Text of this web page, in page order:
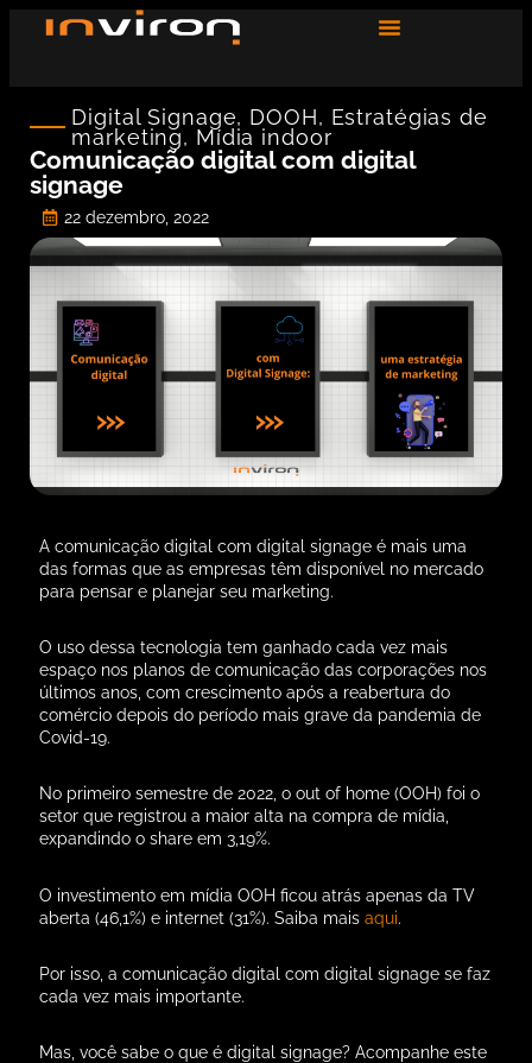
Digital Signage, DOOH, Estratégias de
marketing, Mídia indoor
Comunicação digital com digital
signage
22 dezembro, 2022
A comunicação digital com digital signage é mais uma
das formas que as empresas têm disponível no mercado
para pensar e planejar seu marketing.
O uso dessa tecnologia tem ganhado cada vez mais
espaço nos planos de comunicação das corporações nos
últimos anos, com crescimento após a reabertura do
comércio depois do período mais grave da pandemia de
Covid-19.
No primeiro semestre de 2022, o out of home (OOH) foi o
setor que registrou a maior alta na compra de mídia,
expandindo o share em 3,19%.
O investimento em mídia OOH ficou atrás apenas da TV
aberta (46,1%) e internet (31%). Saiba maisaqui.
Por isso, a comunicação digital com digital signage se faz
cada vez mais importante.
Mas, você sabe o que é digital signage? Acompanhe este